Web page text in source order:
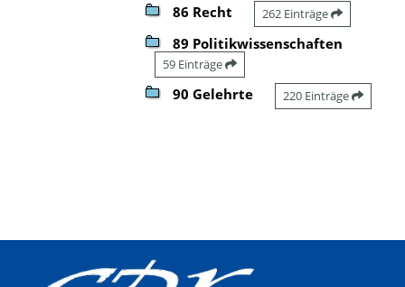
86 Recht 262 Einträge
89 Politikwissenschaften
59 Einträge
90 Gelehrte 220 Einträge